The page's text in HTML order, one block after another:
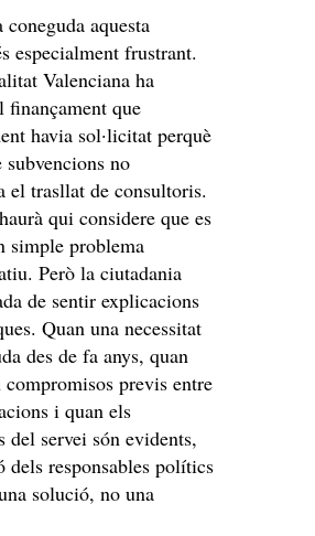
aquesta
especialment frustrant.
Valenciana ha
finançament que
havia sol·licitat perquè
no
el trasllat de consultoris.
qui considere que es
simple problema
Però la ciutadania
de sentir explicacions
Quan una necessitat
des de fa anys, quan
compromisos previs entre
i quan els
del servei són evidents,
dels responsables polítics
solució, no una